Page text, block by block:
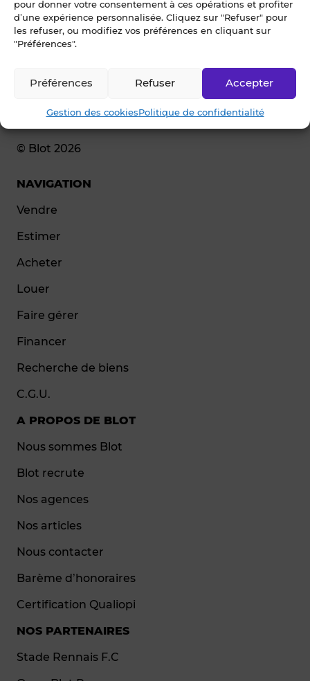
pour donner votre consentement à ces opérations et profiter
d’une expérience personnalisée. Cliquez sur "Refuser" pour
les refuser, ou modifiez vos préférences en cliquant sur
"Préférences".
Accepter
Refuser
Préférences
Gestion des cookiesPolitique de confidentialité
© Blot 2026
NAVIGATION
Vendre
Estimer
Acheter
Louer
Faire gérer
Financer
Recherche de biens
C.G.U.
A PROPOS DE BLOT
Nous sommes Blot
Blot recrute
Nos agences
Nos articles
Nous contacter
Barème d’honoraires
Certification Qualiopi
NOS PARTENAIRES
Stade Rennais F.C